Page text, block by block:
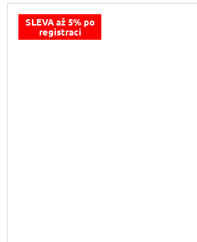
SLEVA až 5% po
registraci